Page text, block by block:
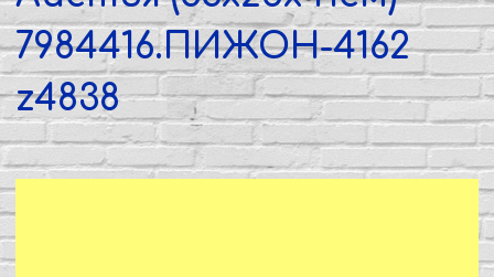
7984416.ПИЖОН-4162
z4838